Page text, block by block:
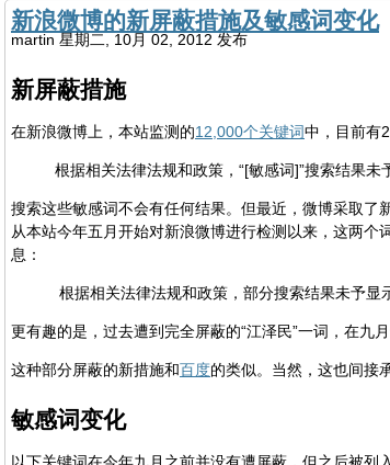
新浪微博的新屏蔽措施及敏感词变化
martin 星期二, 10月 02, 2012 发布
新屏蔽措施
在新浪微博上，本站监测的12,000个关键词中，目前有
根据相关法律法规和政策，“[敏感词]”搜索结果未
搜索这些敏感词不会有任何结果。但最近，微博采取了
从本站今年五月开始对新浪微博进行检测以来，这两
息：
根据相关法律法规和政策，部分搜索结果未予显
更有趣的是，过去遭到完全屏蔽的“江泽民”一词，在九
这种部分屏蔽的新措施和百度的类似。当然，这也间接
敏感词变化